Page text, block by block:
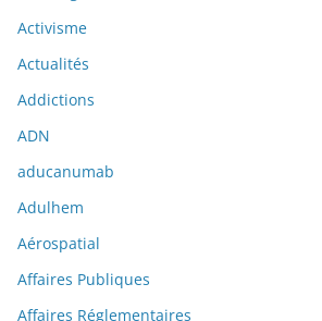
Activisme
Actualités
Addictions
ADN
aducanumab
Adulhem
Aérospatial
Affaires Publiques
Affaires Réglementaires